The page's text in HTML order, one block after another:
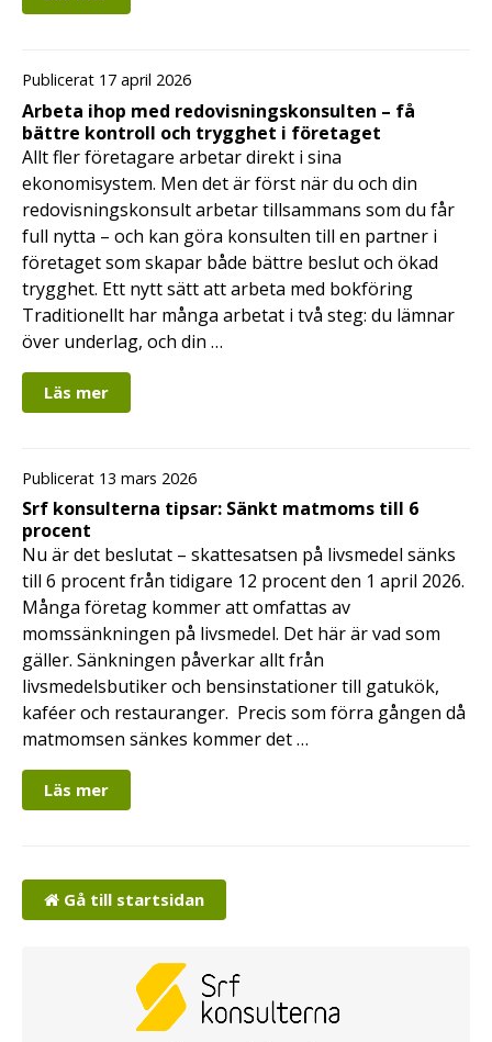
Publicerat 17 april 2026
Arbeta ihop med redovisningskonsulten – få
bättre kontroll och trygghet i företaget
Allt fler företagare arbetar direkt i sina
ekonomisystem. Men det är först när du och din
redovisningskonsult arbetar tillsammans som du får
full nytta – och kan göra konsulten till en partner i
företaget som skapar både bättre beslut och ökad
trygghet. Ett nytt sätt att arbeta med bokföring
Traditionellt har många arbetat i två steg: du lämnar
över underlag, och din …
Läs mer
Publicerat 13 mars 2026
Srf konsulterna tipsar: Sänkt matmoms till 6
procent
Nu är det beslutat – skattesatsen på livsmedel sänks
till 6 procent från tidigare 12 procent den 1 april 2026.
Många företag kommer att omfattas av
momssänkningen på livsmedel. Det här är vad som
gäller. Sänkningen påverkar allt från
livsmedelsbutiker och bensinstationer till gatukök,
kaféer och restauranger. Precis som förra gången då
matmomsen sänkes kommer det …
Läs mer
Gå till startsidan